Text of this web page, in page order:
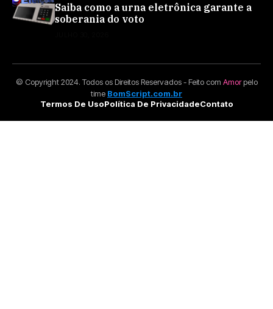
Saiba como a urna eletrônica garante a
soberania do voto
© Copyright 2024. Todos os Direitos Reservados - Feito com Amorpelo
time BomScript.com.br
Termos De UsoPolítica De PrivacidadeContato